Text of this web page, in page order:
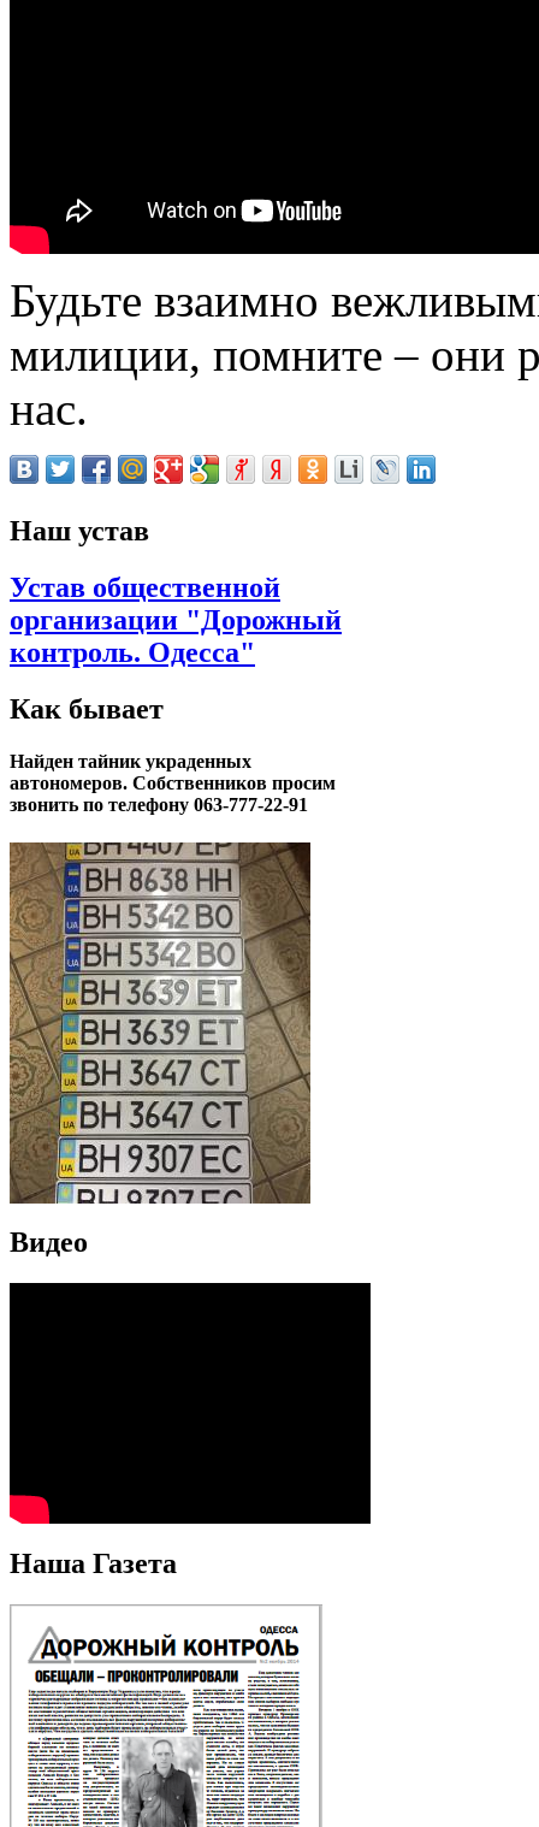
Будьте взаимно
милиции, помните – они
нас.
Наш устав
Устав общественной
организации "Дорожный
контроль. Одесса"
Как бывает
Найден тайник украденных
автономеров. Собственников просим
звонить по телефону 063-777-22-91
Видео
Наша Газета